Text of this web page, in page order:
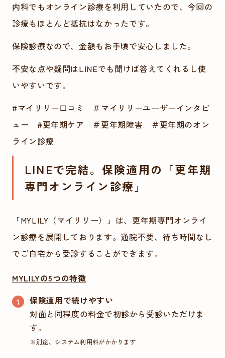
内科でもオンライン診療を利用していたので、今回の
診療もほとんど抵抗はなかったです。
保険診療なので、金額もお手頃で安心しました。
不安な点や疑問はLINEでも聞けば答えてくれるし使
いやすいです。
#マイリリー口コミ ＃マイリリーユーザーインタビ
ュー #更年期ケア ＃更年期障害 ＃更年期のオン
ライン診療
LINEで完結。保険適用の「更年期
専門オンライン診療」
「MYLILY（マイリリー）」は、更年期専門オンライ
ン診療を展開しております。通院不要、待ち時間なし
でご自宅から受診することができます。
MYLILYの5つの特徴
保険適用で続けやすい
対面と同程度の料金で初診から受診いただけま
す。
※別途、システム利用料がかかります